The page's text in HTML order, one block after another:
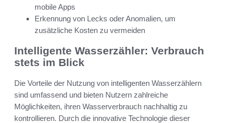
mobile Apps
Erkennung von Lecks oder Anomalien, um
zusätzliche Kosten zu vermeiden
Intelligente Wasserzähler: Verbrauch
stets im Blick
Die Vorteile der Nutzung von intelligenten Wasserzählern
sind umfassend und bieten Nutzern zahlreiche
Möglichkeiten, ihren Wasserverbrauch nachhaltig zu
kontrollieren. Durch die innovative Technologie dieser